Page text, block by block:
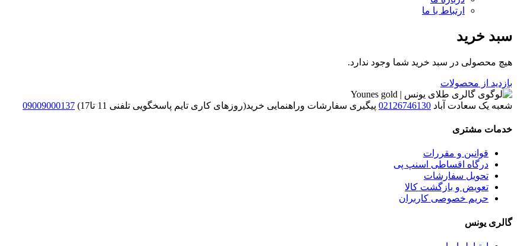
ارتباط با ما
سبد خرید
هیچ محصولی در سبد خرید شما وجود ندارد.
بازدید از محصولات
شعبه یک سعادت آباد 02126746130 پیگیری سفارشات وراهنمایی خرید(روزهای کاری تایم پاسخگویی تلفنی 11 تا17) 09009000137
خدمات مشتری
قوانین و مقررات
درگاه اقساطی اسنپ پی
تحویل سفارشات
تعویض و بازگشت کالا
حریم خصوصی کاربران
گالری یونس